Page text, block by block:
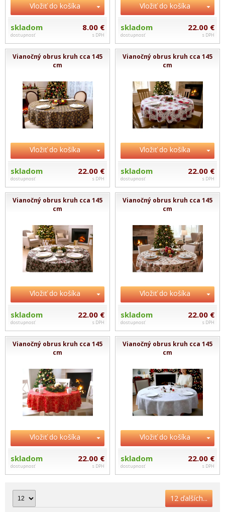
Vložiť do košíka
skladom
dostupnosť
8.00 €
s DPH
Vložiť do košíka
skladom
dostupnosť
22.00 €
s DPH
Vianočný obrus kruh cca 145
cm
Vložiť do košíka
skladom
dostupnosť
22.00 €
s DPH
Vianočný obrus kruh cca 145
cm
Vložiť do košíka
skladom
dostupnosť
22.00 €
s DPH
Vianočný obrus kruh cca 145
cm
Vložiť do košíka
skladom
dostupnosť
22.00 €
s DPH
Vianočný obrus kruh cca 145
cm
Vložiť do košíka
skladom
dostupnosť
22.00 €
s DPH
Vianočný obrus kruh cca 145
cm
Vložiť do košíka
skladom
dostupnosť
22.00 €
s DPH
Vianočný obrus kruh cca 145
cm
Vložiť do košíka
skladom
dostupnosť
22.00 €
s DPH
12 ďalších...